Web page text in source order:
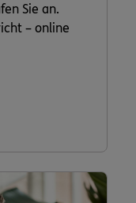
Sie an.
– online